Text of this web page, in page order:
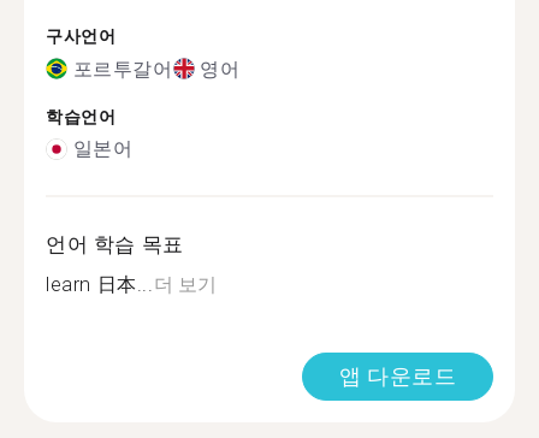
구사언어
포르투갈어 영어
학습언어
일본어
언어 학습 목표
learn 日本...더 보기
앱 다운로드